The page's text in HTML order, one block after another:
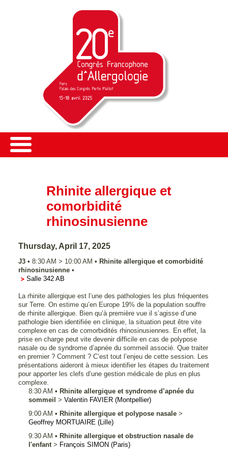
Rhinite allergique et
comorbidité
rhinosinusienne
Thursday, April 17, 2025
J3 • 8:30 AM > 10:00 AM • Rhinite allergique et comorbidité
rhinosinusienne •
Salle 342 AB
La rhinite allergique est l’une des pathologies les plus fréquentes
sur Terre. On estime qu’en Europe 19% de la population souffre
de rhinite allergique. Bien qu’à première vue il s’agisse d’une
pathologie bien identifiée en clinique, la situation peut être vite
complexe en cas de comorbidités rhinosinusiennes. En effet, la
prise en charge peut vite devenir difficile en cas de polypose
nasale ou de syndrome d’apnée du sommeil associé. Que traiter
en premier ? Comment ? C’est tout l’enjeu de cette session. Les
présentations aideront à mieux identifier les étapes du traitement
pour apporter les clefs d’une gestion médicale de plus en plus
complexe.
8:30 AM • Rhinite allergique et syndrome d’apnée du
sommeil > Valentin FAVIER (Montpellier)
9:00 AM • Rhinite allergique et polypose nasale >
Geoffrey MORTUAIRE (Lille)
9:30 AM • Rhinite allergique et obstruction nasale de
l'enfant > François SIMON (Paris)